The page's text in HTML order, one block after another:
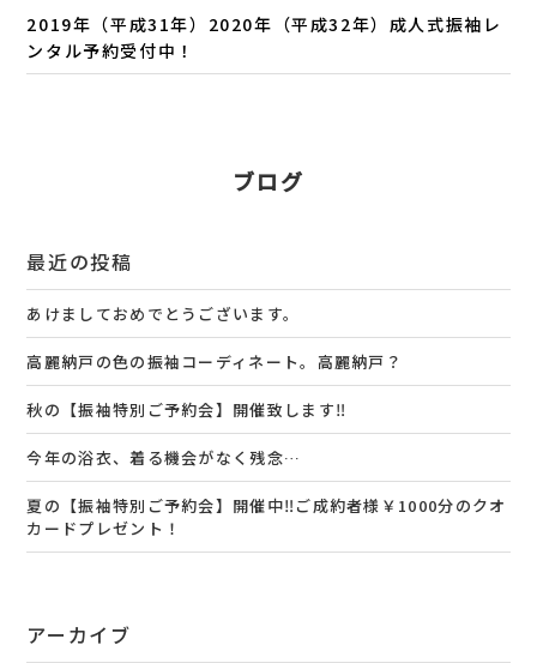
2019年（平成31年）2020年（平成32年）成人式振袖レ
ンタル予約受付中！
ブログ
最近の投稿
あけましておめでとうございます。
高麗納戸の色の振袖コーディネート。高麗納戸？
秋の【振袖特別ご予約会】開催致します‼️
今年の浴衣、着る機会がなく残念…
夏の【振袖特別ご予約会】開催中‼️ご成約者様￥1000分のクオ
カードプレゼント！
アーカイブ